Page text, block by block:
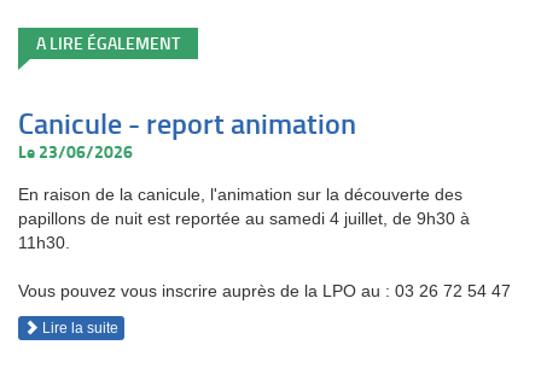
A LIRE ÉGALEMENT
Canicule - report animation
Le 23/06/2026
En raison de la canicule, l'animation sur la découverte des
papillons de nuit est reportée au samedi 4 juillet, de 9h30 à
11h30.
Vous pouvez vous inscrire auprès de la LPO au : 03 26 72 54 47
Lire la suite